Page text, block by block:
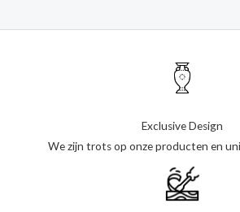
Exclusive Design
We zijn trots op onze producten en